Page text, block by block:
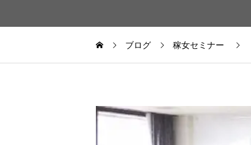
ブログ 稼女セミナー